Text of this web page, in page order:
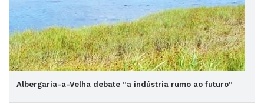
Albergaria-a-Velha debate “a indústria rumo ao futuro”